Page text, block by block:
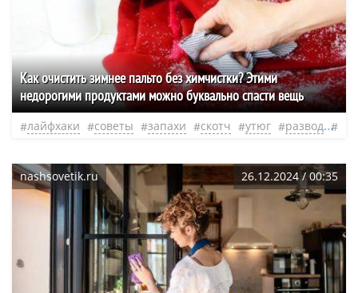
Как очистить зимнее пальто без химчистки? Этими
недорогими продуктами можно буквально спасти вещь
лайфхаки советы запахи скотч утюг развод
nashsovetik.ru 26.12.2024 / 00:35